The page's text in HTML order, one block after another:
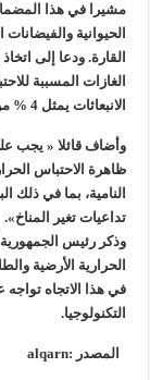
مشيرا في هذا
الحيوانية
القارة. ودعا إلى
الغازات المسببة
الانبعاثات يمثل 4 % من انبعاثات الغازات المسببة للاحتباس الحراري.
وأضاف قائلا « يجب
ظاهرة الاحتباس
النامية، بما في ذلك
تداعيات تغير المناخ».
وذكر رئيس
الحرارية الأرضية
في هذا الاتجاه
التكنولوجيا.
المصدر :alqarn